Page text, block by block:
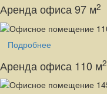
Аренда офиса 97 м2
Подробнее
Аренда офиса 110 м2